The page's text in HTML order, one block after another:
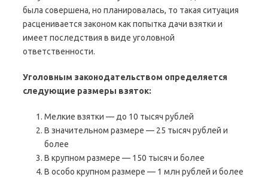
была совершена, но планировалась, то такая ситуация
расценивается законом как попытка дачи взятки и
имеет последствия в виде уголовной
ответственности.
Уголовным законодательством определяется
следующие размеры взяток:
Мелкие взятки — до 10 тысяч рублей
В значительном размере — 25 тысяч рублей и
более
В крупном размере — 150 тысяч и более
В особо крупном размере — 1 млн рублей и более